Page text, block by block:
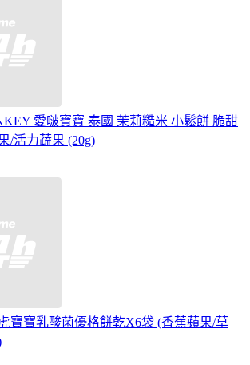
愛啵寶寶 泰國 茉莉糙米 小鬆餅 脆甜
/活力蔬果 (20g)
寶寶乳酸菌優格餅乾X6袋 (香蕉蘋果/草